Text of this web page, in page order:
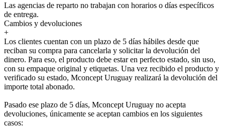
Las agencias de reparto no trabajan con horarios o días específicos
de entrega.
Cambios y devoluciones
+
Los clientes cuentan con un plazo de 5 días hábiles desde que
reciban su compra para cancelarla y solicitar la devolución del
dinero. Para eso, el producto debe estar en perfecto estado, sin uso,
con su empaque original y etiquetas. Una vez recibido el producto y
verificado su estado, Mconcept Uruguay realizará la devolución del
importe total abonado.
Pasado ese plazo de 5 días, Mconcept Uruguay no acepta
devoluciones, únicamente se aceptan cambios en los siguientes
casos: